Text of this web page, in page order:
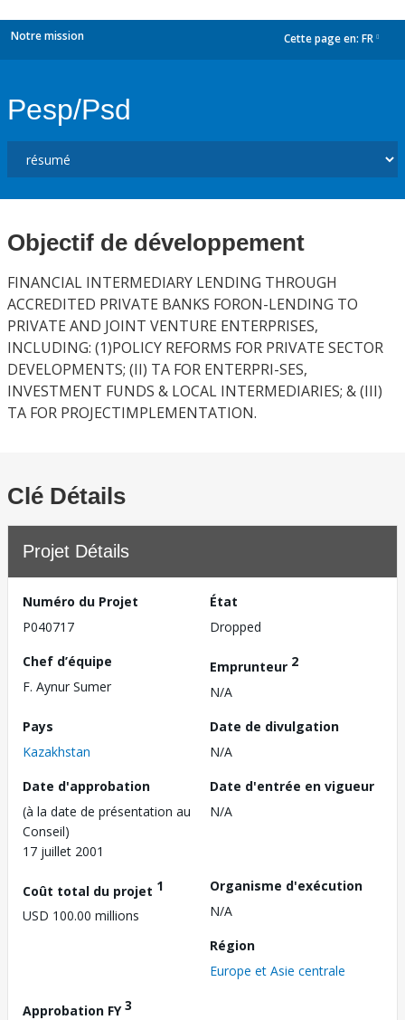
Notre mission Cette page en: FR
Pesp/Psd
Objectif de développement
FINANCIAL INTERMEDIARY LENDING THROUGH
ACCREDITED PRIVATE BANKS FORON-LENDING TO
PRIVATE AND JOINT VENTURE ENTERPRISES,
INCLUDING: (1)POLICY REFORMS FOR PRIVATE SECTOR
DEVELOPMENTS; (II) TA FOR ENTERPRI-SES,
INVESTMENT FUNDS & LOCAL INTERMEDIARIES; & (III)
TA FOR PROJECTIMPLEMENTATION.
Clé Détails
Projet Détails
Numéro du Projet
P040717
État
Dropped
Chef d’équipe
F. Aynur Sumer
Emprunteur 2
N/A
Pays
Kazakhstan
Date de divulgation
N/A
Date d'approbation
(à la date de présentation au
Conseil)
17 juillet 2001
Date d'entrée en vigueur
N/A
Coût total du projet 1
USD 100.00 millions
Organisme d'exécution
N/A
Région
Europe et Asie centrale
Approbation FY3